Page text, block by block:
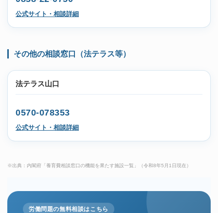
公式サイト・相談詳細
その他の相談窓口（法テラス等）
法テラス山口
0570-078353
公式サイト・相談詳細
※出典：内閣府「養育費相談窓口の機能を果たす施設一覧」（令和8年5月1日現在）
労働問題の無料相談はこちら